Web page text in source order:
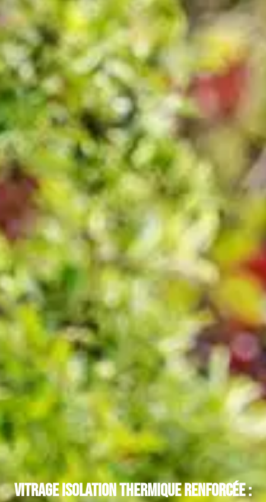
Vitrage isolation thermique renforcée :